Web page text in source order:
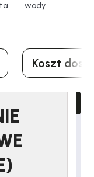
wody
Koszt